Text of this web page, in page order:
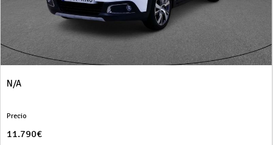
N/A
Precio
11.790€